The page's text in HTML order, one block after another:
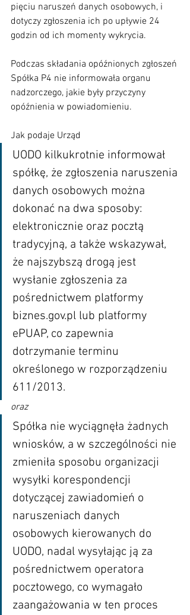
pięciu naruszeń danych osobowych, i
dotyczy zgłoszenia ich po upływie 24
godzin od ich momenty wykrycia.
Podczas składania opóźnionych zgłoszeń
Spółka P4 nie informowała organu
nadzorczego, jakie były przyczyny
opóźnienia w powiadomieniu.
Jak podaje Urząd
UODO kilkukrotnie informował
spółkę, że zgłoszenia naruszenia
danych osobowych można
dokonać na dwa sposoby:
elektronicznie oraz pocztą
tradycyjną, a także wskazywał,
że najszybszą drogą jest
wysłanie zgłoszenia za
pośrednictwem platformy
biznes.gov.pl lub platformy
ePUAP, co zapewnia
dotrzymanie terminu
określonego w rozporządzeniu
611/2013.
oraz
Spółka nie wyciągnęła żadnych
wniosków, a w szczególności nie
zmieniła sposobu organizacji
wysyłki korespondencji
dotyczącej zawiadomień o
naruszeniach danych
osobowych kierowanych do
UODO, nadal wysyłając ją za
pośrednictwem operatora
pocztowego, co wymagało
zaangażowania w ten proces